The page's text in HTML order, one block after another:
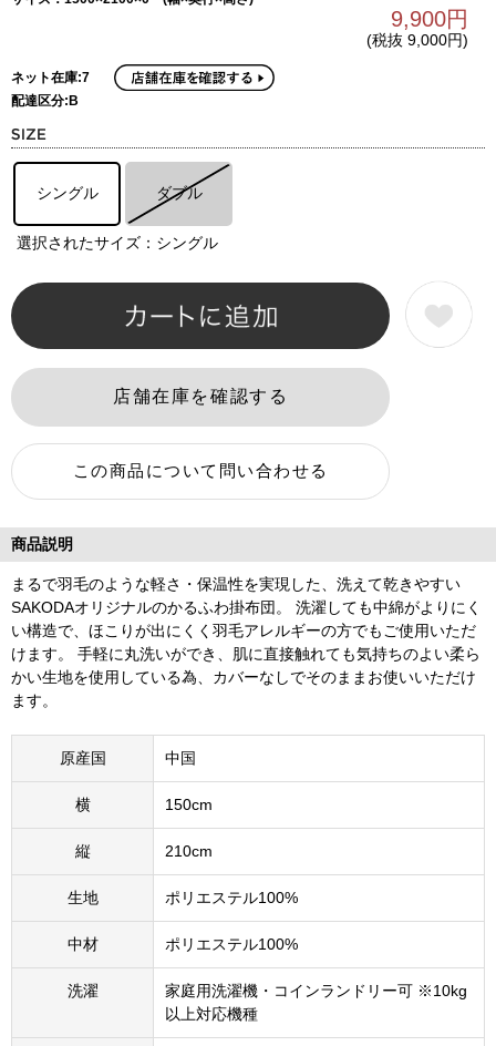
9,900円
(税抜 9,000円)
ネット在庫:7
配達区分:B
シングル ダブル
選択されたサイズ：シングル
商品説明
まるで羽毛のような軽さ・保温性を実現した、洗えて乾きやすい
SAKODAオリジナルのかるふわ掛布団。 洗濯しても中綿がよりにく
い構造で、ほこりが出にくく羽毛アレルギーの方でもご使用いただ
けます。 手軽に丸洗いができ、肌に直接触れても気持ちのよい柔ら
かい生地を使用している為、カバーなしでそのままお使いいただけ
ます。
原産国 中国
横 150cm
縦 210cm
生地 ポリエステル100%
中材 ポリエステル100%
洗濯
家庭用洗濯機・コインランドリー可 ※10kg
以上対応機種